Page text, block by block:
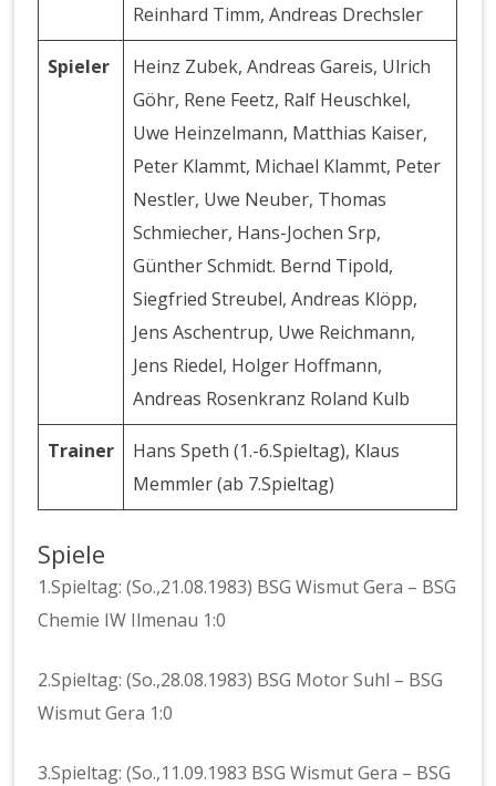
Reinhard Timm, Andreas Drechsler
Spieler
Heinz Zubek, Andreas Gareis, Ulrich
Göhr, Rene Feetz, Ralf Heuschkel,
Uwe Heinzelmann, Matthias Kaiser,
Peter Klammt, Michael Klammt, Peter
Nestler, Uwe Neuber, Thomas
Schmiecher, Hans-Jochen Srp,
Günther Schmidt. Bernd Tipold,
Siegfried Streubel, Andreas Klöpp,
Jens Aschentrup, Uwe Reichmann,
Jens Riedel, Holger Hoffmann,
Andreas Rosenkranz Roland Kulb
Trainer
Hans Speth (1.-6.Spieltag), Klaus
Memmler (ab 7.Spieltag)
Spiele
1.Spieltag: (So.,21.08.1983) BSG Wismut Gera – BSG
Chemie IW Ilmenau 1:0
2.Spieltag: (So.,28.08.1983) BSG Motor Suhl – BSG
Wismut Gera 1:0
3.Spieltag: (So.,11.09.1983 BSG Wismut Gera – BSG